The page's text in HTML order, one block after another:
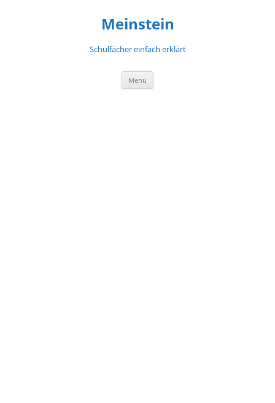
Meinstein
Schulfächer einfach erklärt
Menü